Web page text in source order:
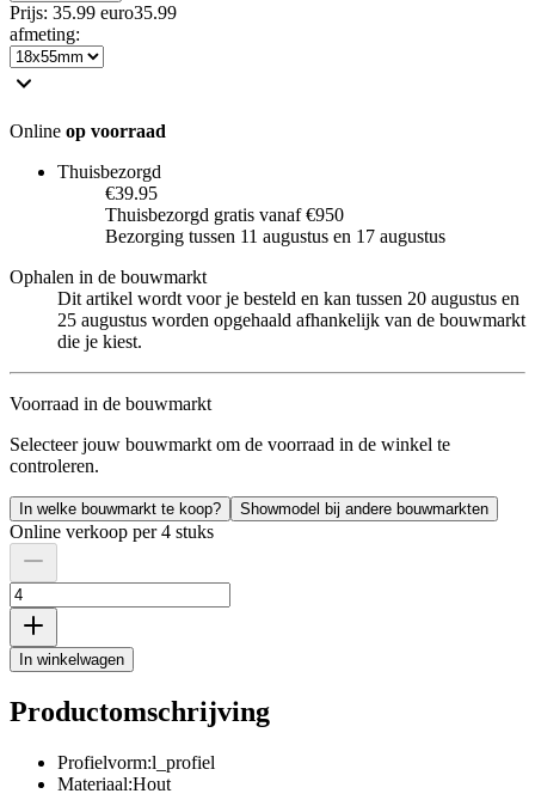
Prijs: 35.99 euro35.99
afmeting:
Online op voorraad
Thuisbezorgd
€39.95
Thuisbezorgd gratis vanaf €950
Bezorging tussen 11 augustus en 17 augustus
Ophalen in de bouwmarkt
Dit artikel wordt voor je besteld en kan tussen 20 augustus en
25 augustus worden opgehaald afhankelijk van de bouwmarkt
die je kiest.
Voorraad in de bouwmarkt
Selecteer jouw bouwmarkt om de voorraad in de winkel te
controleren.
In welke bouwmarkt te koop? Showmodel bij andere bouwmarkten
Online verkoop per 4 stuks
In winkelwagen
Productomschrijving
Profielvorm:l_profiel
Materiaal:Hout